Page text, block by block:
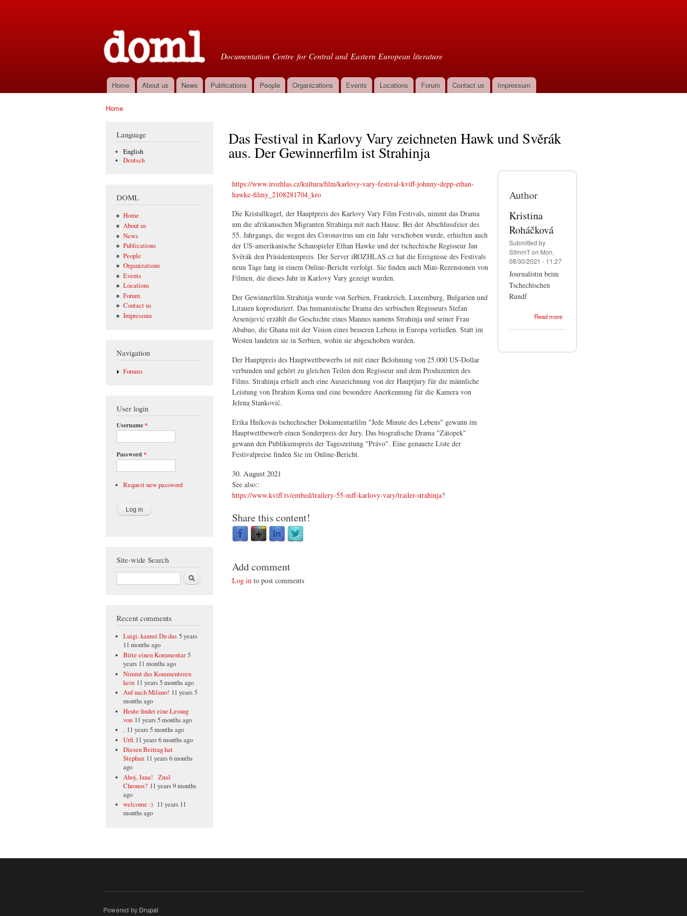
Documentation Centre for Central and Eastern European literature
Main menu
Home About us News Publications People Organizations Events Locations Forum Contact us Impressum
Home
Language
English
Deutsch
DOML
Home
About us
News
Publications
People
Organizations
Events
Locations
Forum
Contact us
Impressum
Navigation
Forums
User login
Username*
Password *
Request new password
Site-wide Search
Search
Recent comments
Luigi. kannst Du das 5 years
11 months ago
Bitte einen Kommentar 5
years 11 months ago
Nimmt das Kommenteren
kein 11 years 5 months ago
Auf nach Milano! 11 years 5
months ago
Heute findet eine Lesung
von 11 years 5 months ago
. 11 years 5 months ago
Urfi 11 years 6 months ago
Diesen Beitrag hat
Stephan 11 years 6 months
ago
Ahoj, Jana! Znaš
Chronos? 11 years 9 months
ago
welcome :) 11 years 11
months ago
Das Festival in Karlovy Vary zeichneten Hawk und Svěrák
aus. Der Gewinnerfilm ist Strahinja
https://www.irozhlas.cz/kultura/film/karlovy-vary-festival-kviff-johnny-depp-ethan-
hawke-filmy_2108281704_kro
Die Kristallkugel, der Hauptpreis des Karlovy Vary Film Festivals, nimmt das Drama
um die afrikanischen Migranten Strahinja mit nach Hause. Bei der Abschlussfeier des
55. Jahrgangs, die wegen des Coronavirus um ein Jahr verschoben wurde, erhielten auch
der US-amerikanische Schauspieler Ethan Hawke und der tschechische Regisseur Jan
Svěrák den Präsidentenpreis. Der Server iROZHLAS.cz hat die Ereignisse des Festivals
neun Tage lang in einem Online-Bericht verfolgt. Sie finden auch Mini-Rezensionen von
Filmen, die dieses Jahr in Karlovy Vary gezeigt wurden.
Der Gewinnerfilm Strahinja wurde von Serbien, Frankreich, Luxemburg, Bulgarien und
Litauen koproduziert. Das humanistische Drama des serbischen Regisseurs Stefan
Arsenijević erzählt die Geschichte eines Mannes namens Strahinja und seiner Frau
Ababuo, die Ghana mit der Vision eines besseren Lebens in Europa verließen. Statt im
Westen landeten sie in Serbien, wohin sie abgeschoben wurden.
Der Hauptpreis des Hauptwettbewerbs ist mit einer Belohnung von 25.000 US-Dollar
verbunden und gehört zu gleichen Teilen dem Regisseur und dem Produzenten des
Films. Strahinja erhielt auch eine Auszeichnung von der Hauptjury für die männliche
Leistung von Ibrahim Koma und eine besondere Anerkennung für die Kamera von
Jelena Stanković.
Erika Hníkovás tschechischer Dokumentarfilm "Jede Minute des Lebens" gewann im
Hauptwettbewerb einen Sonderpreis der Jury. Das biografische Drama "Zátopek"
gewann den Publikumspreis der Tageszeitung "Právo". Eine genauere Liste der
Festivalpreise finden Sie im Online-Bericht.
30. August 2021
See also::
https://www.kviff.tv/embed/trailery-55-mff-karlovy-vary/trailer-strahinja?
Share this content!
Author
Kristina
Roháčková
Submitted by
StImmTon Mon,
08/30/2021 - 11:27
Journalistin beim
Tschechischen
Rundf
Read more
Roháčková
Add comment
Log in to post comments
Powered by Drupal